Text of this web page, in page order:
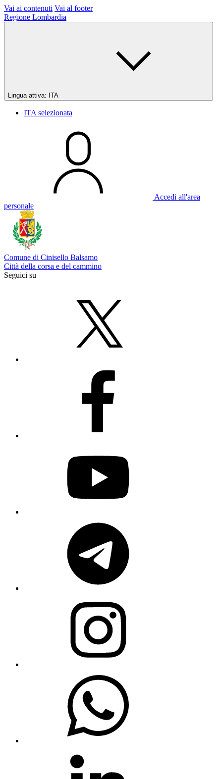
Vai ai contenuti Vai al footer
Regione Lombardia
Lingua attiva: ITA
ITA selezionata
Accedi all'area
personale
Comune di Cinisello Balsamo
Città della corsa e del cammino
Seguici su